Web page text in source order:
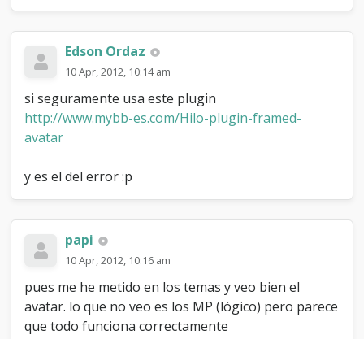
Edson Ordaz
10 Apr, 2012, 10:14 am
si seguramente usa este plugin
http://www.mybb-es.com/Hilo-plugin-framed-
avatar
y es el del error :p
papi
10 Apr, 2012, 10:16 am
pues me he metido en los temas y veo bien el
avatar. lo que no veo es los MP (lógico) pero parece
que todo funciona correctamente